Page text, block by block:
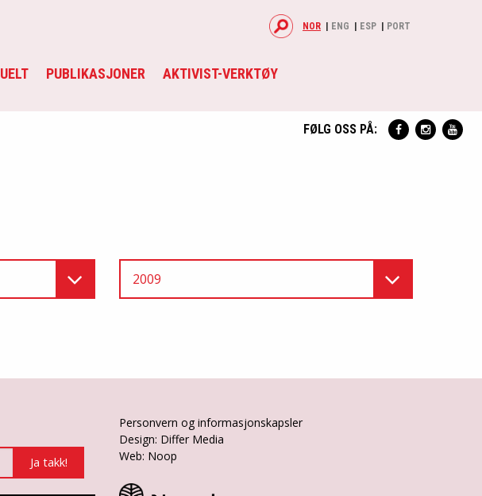
PUBLIKASJONER AKTIVIST-VERKTØY
NOR ENG ESP PORT
FØLG OSS PÅ:
2009
Personvern og informasjonskapsler
Design: Differ Media
Web: Noop